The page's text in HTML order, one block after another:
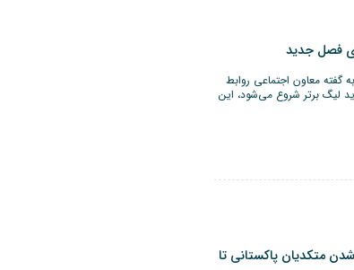
فصل جدید
معاون اجتماعی روابط
تا ۲۸ مهرماه که فصل جدید لیگ برتر شروع می‌شود، این
متکدیان پاکستانی تا